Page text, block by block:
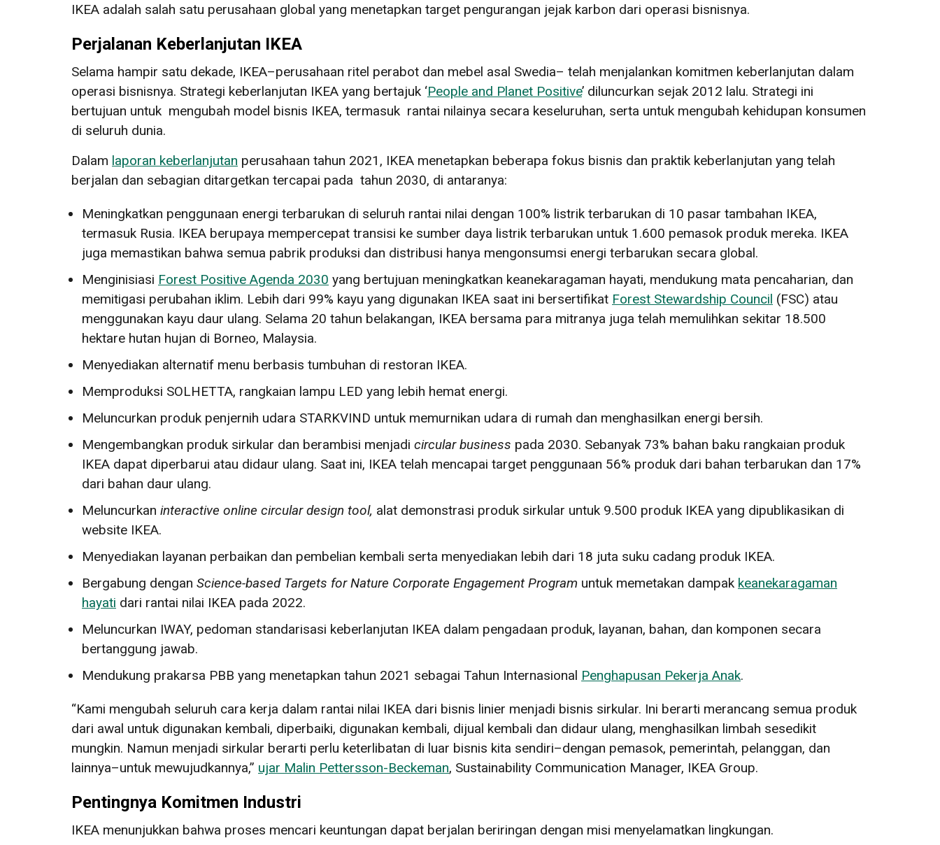
IKEA adalah salah satu perusahaan global yang menetapkan target pengurangan jejak karbon dari operasi bisnisnya.
Perjalanan Keberlanjutan IKEA
Selama hampir satu dekade, IKEA–perusahaan ritel perabot dan mebel asal Swedia– telah menjalankan komitmen keberlanjutan dalam
operasi bisnisnya. Strategi keberlanjutan IKEA yang bertajuk ‘People and Planet Positive’ diluncurkan sejak 2012 lalu. Strategi ini
bertujuan untuk mengubah model bisnis IKEA, termasuk rantai nilainya secara keseluruhan, serta untuk mengubah kehidupan konsumen
di seluruh dunia.
Dalam laporan keberlanjutan perusahaan tahun 2021, IKEA menetapkan beberapa fokus bisnis dan praktik keberlanjutan yang telah
berjalan dan sebagian ditargetkan tercapai pada tahun 2030, di antaranya:
Meningkatkan penggunaan energi terbarukan di seluruh rantai nilai dengan 100% listrik terbarukan di 10 pasar tambahan IKEA,
termasuk Rusia. IKEA berupaya mempercepat transisi ke sumber daya listrik terbarukan untuk 1.600 pemasok produk mereka. IKEA
juga memastikan bahwa semua pabrik produksi dan distribusi hanya mengonsumsi energi terbarukan secara global.
Menginisiasi Forest Positive Agenda 2030 yang bertujuan meningkatkan keanekaragaman hayati, mendukung mata pencaharian, dan
memitigasi perubahan iklim. Lebih dari 99% kayu yang digunakan IKEA saat ini bersertifikat Forest Stewardship Council (FSC) atau
menggunakan kayu daur ulang. Selama 20 tahun belakangan, IKEA bersama para mitranya juga telah memulihkan sekitar 18.500
hektare hutan hujan di Borneo, Malaysia.
Menyediakan alternatif menu berbasis tumbuhan di restoran IKEA.
Memproduksi SOLHETTA, rangkaian lampu LED yang lebih hemat energi.
Meluncurkan produk penjernih udara STARKVIND untuk memurnikan udara di rumah dan menghasilkan energi bersih.
Mengembangkan produk sirkular dan berambisi menjadi circular business pada 2030. Sebanyak 73% bahan baku rangkaian produk
IKEA dapat diperbarui atau didaur ulang. Saat ini, IKEA telah mencapai target penggunaan 56% produk dari bahan terbarukan dan 17%
dari bahan daur ulang.
Meluncurkan interactive online circular design tool, alat demonstrasi produk sirkular untuk 9.500 produk IKEA yang dipublikasikan di
website IKEA.
Menyediakan layanan perbaikan dan pembelian kembali serta menyediakan lebih dari 18 juta suku cadang produk IKEA.
Bergabung dengan Science-based Targets for Nature Corporate Engagement Program untuk memetakan dampak keanekaragaman
hayati dari rantai nilai IKEA pada 2022.
Meluncurkan IWAY, pedoman standarisasi keberlanjutan IKEA dalam pengadaan produk, layanan, bahan, dan komponen secara
bertanggung jawab.
Mendukung prakarsa PBB yang menetapkan tahun 2021 sebagai Tahun Internasional Penghapusan Pekerja Anak.
“Kami mengubah seluruh cara kerja dalam rantai nilai IKEA dari bisnis linier menjadi bisnis sirkular. Ini berarti merancang semua produk
dari awal untuk digunakan kembali, diperbaiki, digunakan kembali, dijual kembali dan didaur ulang, menghasilkan limbah sesedikit
mungkin. Namun menjadi sirkular berarti perlu keterlibatan di luar bisnis kita sendiri–dengan pemasok, pemerintah, pelanggan, dan
lainnya–untuk mewujudkannya,” ujar Malin Pettersson-Beckeman, Sustainability Communication Manager, IKEA Group.
Pentingnya Komitmen Industri
IKEA menunjukkan bahwa proses mencari keuntungan dapat berjalan beriringan dengan misi menyelamatkan lingkungan.